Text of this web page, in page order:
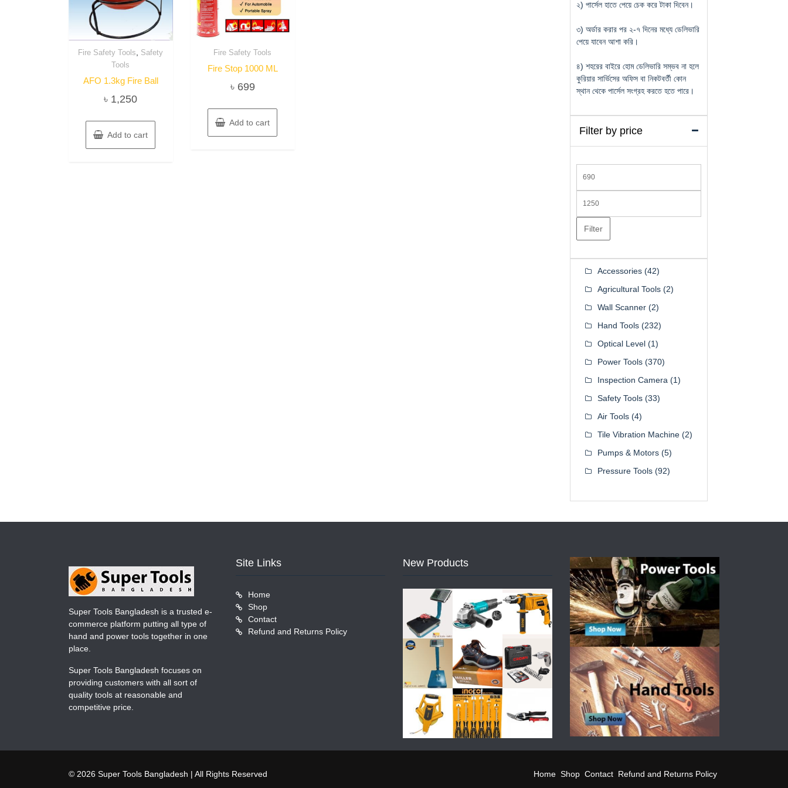
Fire Safety Tools
Safety
Tools
AFO 1.3kg Fire Ball
৳ 1,250
Add to cart
Fire Safety Tools
Fire Stop 1000 ML
৳ 699
Add to cart
২) পার্সেল হাতে পেয়ে চেক করে টাকা দিবেন।
৩) অর্ডার করার পর ২-৭ দিনের মধ্যে ডেলিভারি
পেয়ে যাবেন আশা করি।
৪) শহরের বাইরে হোম ডেলিভারি সম্ভব না হলে
কুরিয়ার সার্ভিসের অফিস বা নিকটবর্তী কোন
স্থান থেকে পার্সেল সংগ্রহ করতে হতে পারে।
Filter by price
price
price
Filter
Accessories (42)
Agricultural Tools (2)
Wall Scanner (2)
Hand Tools (232)
Optical Level (1)
Power Tools (370)
Inspection Camera (1)
Safety Tools (33)
Air Tools (4)
Tile Vibration Machine (2)
Pumps & Motors (5)
Pressure Tools (92)
Super Tools Bangladesh is a trusted e-
commerce platform putting all type of
hand and power tools together in one
place.
Super Tools Bangladesh focuses on
providing customers with all sort of
quality tools at reasonable and
competitive price.
Site Links
Home
Shop
Contact
Refund and Returns Policy
New Products
© 2026 Super Tools Bangladesh | All Rights Reserved Home Shop Contact Refund and Returns Policy